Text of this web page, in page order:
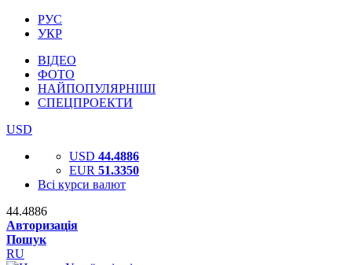
РУС
УКР
ВІДЕО
ФОТО
НАЙПОПУЛЯРНІШІ
СПЕЦПРОЕКТИ
USD
USD 44.4886
EUR 51.3350
Всі курси валют
44.4886
Авторизація
Пошук
RU